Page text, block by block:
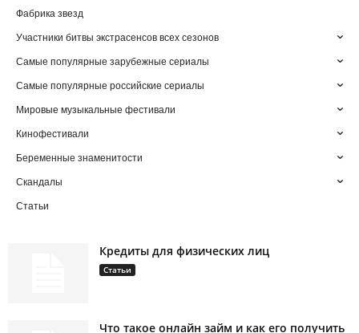
Фабрика звезд
Участники битвы экстрасенсов всех сезонов
Самые популярные зарубежные сериалы
Самые популярные российские сериалы
Мировые музыкальные фестивали
Кинофестивали
Беременные знаменитости
Скандалы
Статьи
Кредиты для физических лиц
Статьи
Что такое онлайн займ и как его получить